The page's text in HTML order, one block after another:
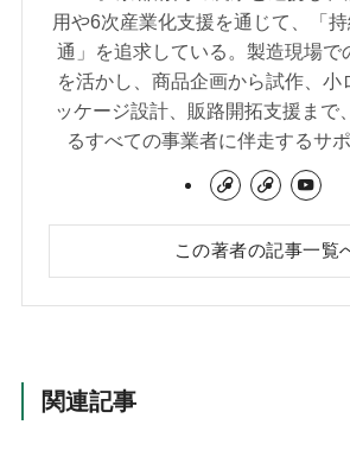
用や6次産業化支援を通じて、「
通」を追求している。製造現場で
を活かし、商品企画から試作、小
ッケージ設計、販路開拓支援まで
るすべての事業者に伴走するサ
この著者の記事一覧
関連記事